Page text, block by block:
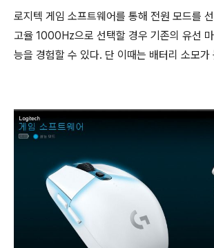
로지텍 게임 소프트웨어를 통해 전원 모드를
고율 1000Hz으로 선택할 경우 기존의 유선
능을 경험할 수 있다. 단 이때는 배터리 소모가